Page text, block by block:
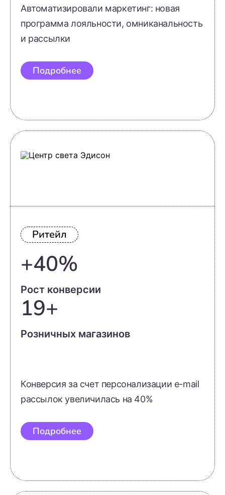
Автоматизировали маркетинг: новая
программа лояльности, омниканальность
и рассылки
Подробнее
Ритейл
+40%
Рост конверсии
19+
Розничных магазинов
Конверсия за счет персонализации e-mail
рассылок увеличилась на 40%
Подробнее